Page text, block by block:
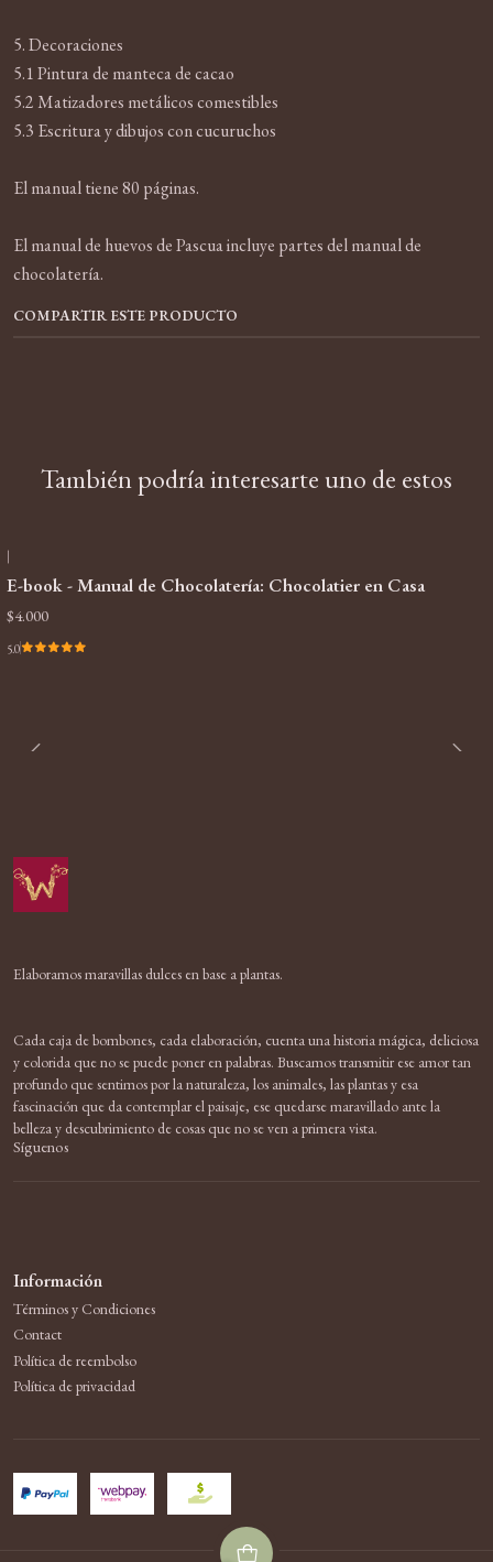
5. Decoraciones
5.1 Pintura de manteca de cacao
5.2 Matizadores metálicos comestibles
5.3 Escritura y dibujos con cucuruchos
El manual tiene 80 páginas.
El manual de huevos de Pascua incluye partes del manual de
chocolatería.
COMPARTIR ESTE PRODUCTO
También podría interesarte uno de estos
|
E-book - Manual de Chocolatería: Chocolatier en Casa
$4.000
5.0
Elaboramos maravillas dulces en base a plantas.
Cada caja de bombones, cada elaboración, cuenta una historia mágica, deliciosa
y colorida que no se puede poner en palabras. Buscamos transmitir ese amor tan
profundo que sentimos por la naturaleza, los animales, las plantas y esa
fascinación que da contemplar el paisaje, ese quedarse maravillado ante la
belleza y descubrimiento de cosas que no se ven a primera vista.
Síguenos
Información
Términos y Condiciones
Contact
Política de reembolso
Política de privacidad
2026 Wonderlust Bakehouse & Choklad.